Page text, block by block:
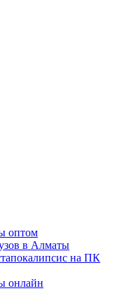
оптом
в Алматы
на ПК
онлайн